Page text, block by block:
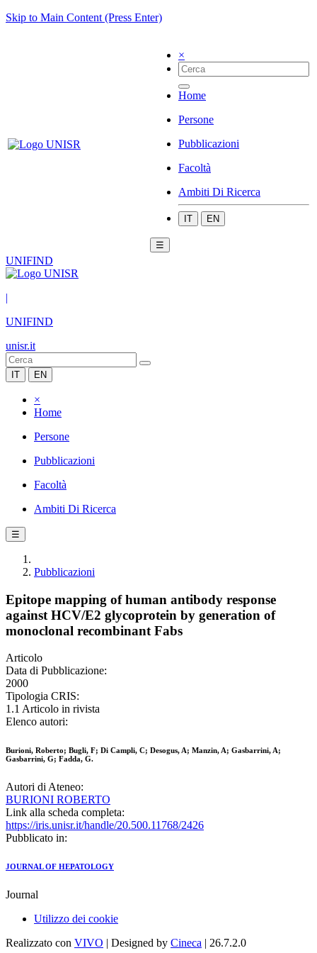
Skip to Main Content (Press Enter)
×
Home
Persone
Pubblicazioni
Facoltà
Ambiti Di Ricerca
IT EN
☰
UNIFIND
|
UNIFIND
unisr.it
IT EN
×
Home
Persone
Pubblicazioni
Facoltà
Ambiti Di Ricerca
☰
Pubblicazioni
Epitope mapping of human antibody response
against HCV/E2 glycoprotein by generation of
monoclonal recombinant Fabs
Articolo
Data di Pubblicazione:
2000
Tipologia CRIS:
1.1 Articolo in rivista
Elenco autori:
Burioni, Roberto; Bugli, F; Di Campli, C; Desogus, A; Manzin, A; Gasbarrini, A;
Gasbarrini, G; Fadda, G.
Autori di Ateneo:
BURIONI ROBERTO
Link alla scheda completa:
https://iris.unisr.it/handle/20.500.11768/2426
Pubblicato in:
JOURNAL OF HEPATOLOGY
Journal
Utilizzo dei cookie
Realizzato con VIVO | Designed by Cineca | 26.7.2.0